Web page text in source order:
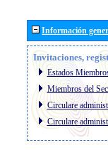
Información
Invitaciones,
Estados
Miembros del
Circulare
Circulare